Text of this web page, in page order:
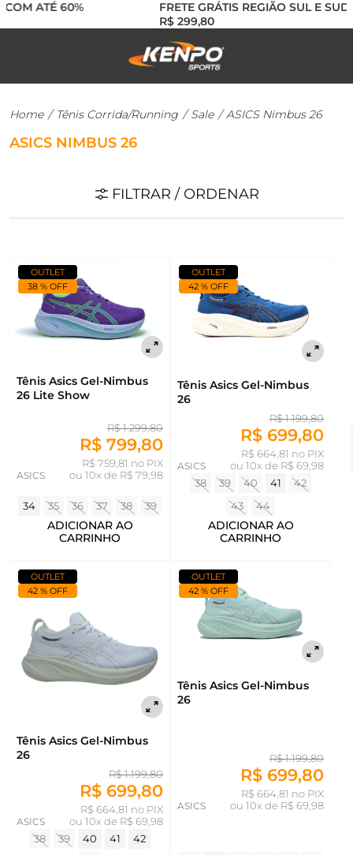
ATÉ 60%
FRETE GRÁTIS REGIÃO SUL E
R$ 299,80
Home / Tênis Corrida/Running / Sale / ASICS Nimbus 26
ASICS NIMBUS 26
FILTRAR / ORDENAR
OUTLET
38 % OFF
Tênis Asics Gel-Nimbus
26 Lite Show
R$ 1.299,80
R$ 799,80
R$ 759,81 no PIX
ou 10x de R$ 79,98
ASICS
34 35 36 37 38 39
ADICIONAR AO
CARRINHO
OUTLET
42 % OFF
Tênis Asics Gel-Nimbus
26
R$ 1.199,80
R$ 699,80
R$ 664,81 no PIX
ou 10x de R$ 69,98
ASICS
38
39 40 41
42
43
44
ADICIONAR AO
CARRINHO
OUTLET
42 % OFF
Tênis Asics Gel-Nimbus
26
R$ 1.199,80
R$ 699,80
R$ 664,81 no PIX
ou 10x de R$ 69,98
ASICS
38
39 40 41
42
OUTLET
42 % OFF
Tênis Asics Gel-Nimbus
26
R$ 1.199,80
R$ 699,80
R$ 664,81 no PIX
ou 10x de R$ 69,98
ASICS